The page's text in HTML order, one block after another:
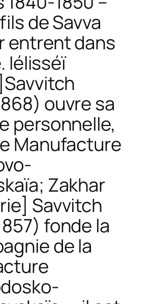
de Savva
entrent dans
Iélisséï
ouvre sa
personnelle,
Manufacture
Zakhar
Savvitch
fonde la
de la